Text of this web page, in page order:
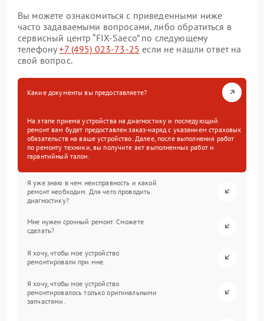
Вы можете ознакомиться с приведенными ниже
часто задаваемыми вопросами, либо обратиться в
сервисный центр “FIX-Saeco” по следующему
телефону+7 (495) 023-73-25 если не нашли ответ на
свой вопрос.
Какие документы вы предоставляете?
На этапе приема устройства на диагностику и последующий
ремонт вам будет предоставлен заказ-наряд с указанием страховых
обязательств на ваше устройство. Далее, после выполнения работ
по ремонту техники, вы получите акт выполненных работ и
гарантийный талон.
Я уже знаю в чем неисправность и какой
ремонт необходим. Для чего проводить
диагностику?
Мне нужен срочный ремонт. Сможете
сделать?
Я хочу, чтобы мое устройство
ремонтировали при мне.
Я хочу, чтобы мое устройство
ремонтировалось только оригинальными
запчастями.